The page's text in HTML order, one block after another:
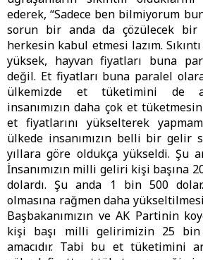
ederek, “Sadece ben bilmiyorum
sorun bir anda da çözülecek
herkesin kabul etmesi lazım.
yüksek, hayvan fiyatları buna
değil. Et fiyatları buna paralel
ülkemizde et tüketimini de
insanımızın daha çok et
et fiyatlarını yükselterek
ülkede insanımızın belli bir gelir
yıllara göre oldukça yükseldi. Şu
İnsanımızın milli geliri kişi başına
dolardı. Şu anda 1 bin 500
olmasına rağmen daha
Başbakanımızın ve AK Partinin
kişi başı milli gelirimizin 25 bin
amacıdır. Tabi bu et tüketimini